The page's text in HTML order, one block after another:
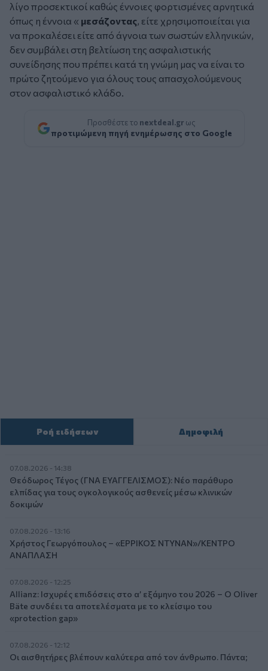
λίγο προσεκτικοί καθώς έννοιες φορτισμένες αρνητικά
όπως η έννοια « μεσάζοντας, είτε χρησιμοποιείται για
να προκαλέσει είτε από άγνοια των σωστών ελληνικών,
δεν συμβάλει στη βελτίωση της ασφαλιστικής
συνείδησης που πρέπει κατά τη γνώμη μας να είναι το
πρώτο ζητούμενο για όλους τους απασχολούμενους
στον ασφαλιστικό κλάδο.
Προσθέστε το nextdeal.gr ως
προτιμώμενη πηγή ενημέρωσης στο Google
Ροή ειδήσεων Δημοφιλή
07.08.2026 - 14:38
Θεόδωρος Τέγος (ΓΝΑ ΕΥΑΓΓΕΛΙΣΜΟΣ): Νέο παράθυρο
ελπίδας για τους ογκολογικούς ασθενείς μέσω κλινικών
δοκιμών
07.08.2026 - 13:16
Χρήστος Γεωργόπουλος – «ΕΡΡΙΚΟΣ ΝΤΥΝΑΝ»/ΚΕΝΤΡΟ
ΑΝΑΠΛΑΣΗ
07.08.2026 - 12:25
Allianz: Ισχυρές επιδόσεις στο α’ εξάμηνο του 2026 – Ο Oliver
Bäte συνδέει τα αποτελέσματα με το κλείσιμο του
«protection gap»
07.08.2026 - 12:12
Οι αισθητήρες βλέπουν καλύτερα από τον άνθρωπο. Πάντα;